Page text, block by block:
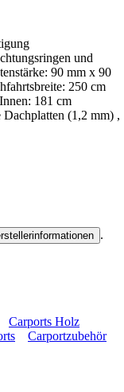
und
90 mm x 90
250 cm
181 cm
(1,2 mm) ,
.
Carports Holz
Carportzubehör